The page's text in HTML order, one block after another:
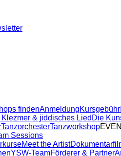
findenAnmeldungKursgebühr
& jiddisches Lied Die
TanzorchesterTanzworkshop
Sessions
Meet the Artist
YSW-TeamFörderer & Partner